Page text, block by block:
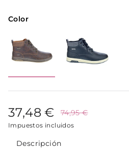
Color
37,48 € 74,95 €
Impuestos incluidos
Descripción